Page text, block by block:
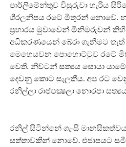
පාර්ලිමේන්තුව විසුරුවා හැරිය
ශී‍්‍රලනිපය රටේ මිතුරන් නොවේ.
ප‍්‍රහාරය මුවාවෙන් මිනිමරුවන්
අධිකරණයෙන් බේරා ගැනීමට තැත්
මෙහෙයවන පොහොට්ටුව රටේ
වෙති. නිව්ටන් සත්‍යය සොයා
දෙවනු කොට සැලකීය. අප රට
රනිල්ලා රාජපක්‍ෂලා නොරපා
රනිල් සිටින්නේ ගැංසි
සත්තාවකින් නොවේ. එජාපයට